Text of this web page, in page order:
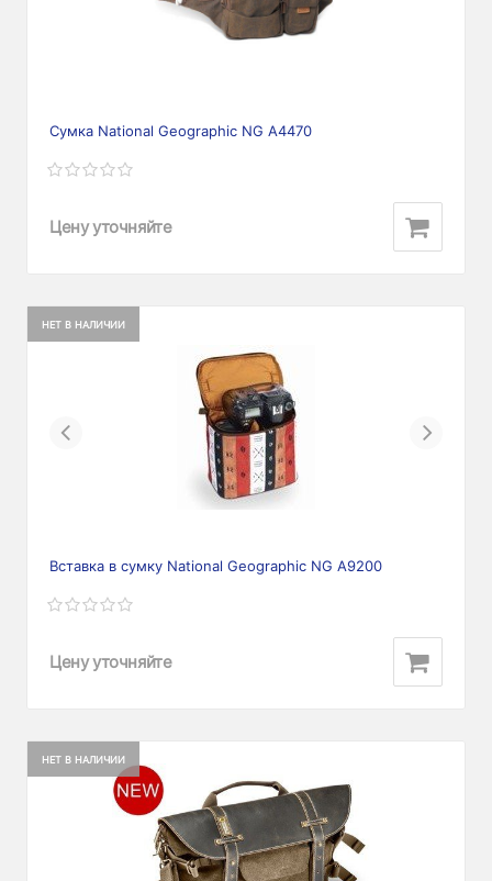
Сумка National Geographic NG A4470
Цену уточняйте
НЕТ В НАЛИЧИИ
Previous Next
Вставка в сумку National Geographic NG A9200
Цену уточняйте
НЕТ В НАЛИЧИИ